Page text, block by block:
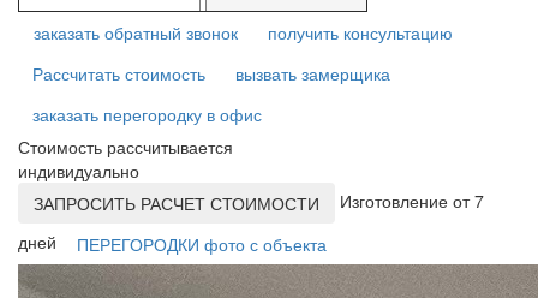
заказать обратный звонок
получить консультацию
Рассчитать стоимость
вызвать замерщика
заказать перегородку в офис
Стоимость рассчитывается
индивидуально
ЗАПРОСИТЬ РАСЧЕТ СТОИМОСТИ
Изготовление от 7
дней
ПЕРЕГОРОДКИ фото с объекта